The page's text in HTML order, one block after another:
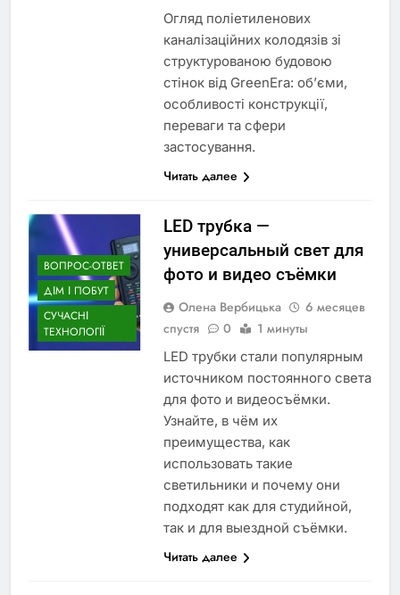
Огляд поліетиленових
каналізаційних колодязів зі
структурованою будовою
стінок від GreenEra: об’єми,
особливості конструкції,
переваги та сфери
застосування.
Читать далее
ВОПРОС-ОТВЕТ
ДІМ І ПОБУТ
СУЧАСНІ
ТЕХНОЛОГІЇ
LED трубка —
универсальный свет для
фото и видео съёмки
Олена Вербицька
6 месяцев
спустя
0 1 минуты
LED трубки стали популярным
источником постоянного света
для фото и видеосъёмки.
Узнайте, в чём их
преимущества, как
использовать такие
светильники и почему они
подходят как для студийной,
так и для выездной съёмки.
Читать далее